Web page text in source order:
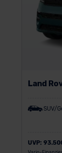
Land
SUV/
UVP: